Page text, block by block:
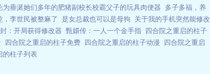
垂涎她们多年的肥猪副校长校霸父子的玩具肉便器
多子多福，养
，李世民被整麻了 是女总裁也可以是母狗
关于我的手机突然能修改
：开局获得修改器 甄嬛传：一人一个金手指
四合院之重启的柱子
四合院之重启的柱子免费 四合院之重启的柱子动漫
四合院之重启
的柱子列表